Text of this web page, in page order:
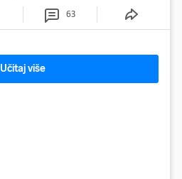
63
Učitaj više